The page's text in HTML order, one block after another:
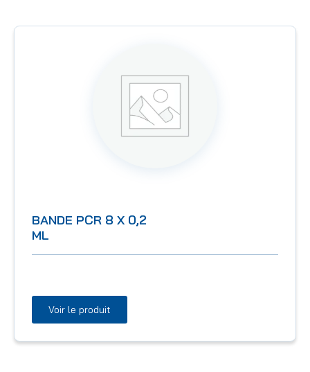
BANDE PCR 8 X 0,2
ML
Voir le produit